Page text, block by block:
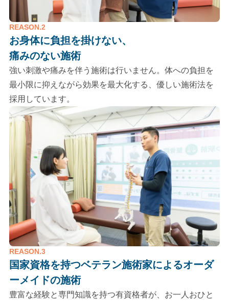
REASON.2
お身体に負担を掛けない、
痛みのない施術
強い刺激や痛みを伴う施術は行いません。体への負担を
最小限に抑えながら効果を最大化する、優しい施術法を
採用しています。
REASON.3
国家資格を持つベテラン施術家によるオーダ
ーメイドの施術
豊富な経験と専門知識を持つ有資格者が、お一人おひと